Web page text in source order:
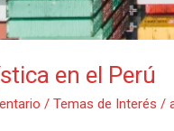
en el Perú
/Temas de Interés /